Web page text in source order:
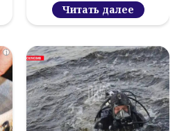
Читать далее
i